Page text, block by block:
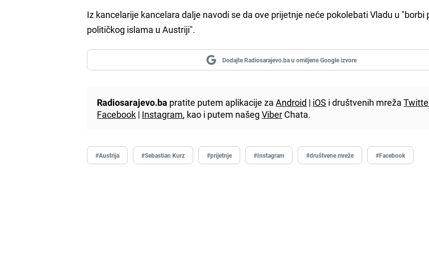
Iz kancelarije kancelara dalje navodi se da ove prijetnje neće pokolebati Vladu u "borbi
političkog islama u Austriji".
Dodajte Radiosarajevo.ba u omiljene Google izvore
Radiosarajevo.ba pratite putem aplikacije zaAndroid | iOS i društvenih mreža
Facebook | Instagram, kao i putem našegViber Chata.
#Austrija #Sebastian Kurz #prijetnje #Instagram #društvene mreže #Facebook